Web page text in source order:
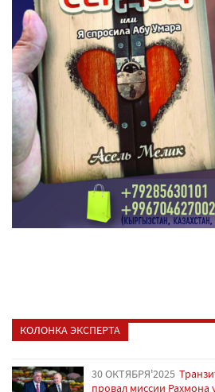
КОЛОНКА ЭКСПЕРТА
30 ОКТЯБРЯ'2025
провал миссии Рахмона